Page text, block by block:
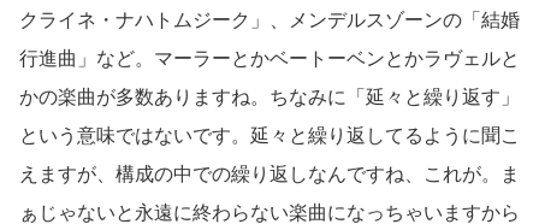
クライネ・ナハトムジーク」、メンデルスゾーンの「結婚
行進曲」など。マーラーとかベートーベンとかラヴェルと
かの楽曲が多数ありますね。ちなみに「延々と繰り返す」
という意味ではないです。延々と繰り返してるように聞こ
えますが、構成の中での繰り返しなんですね、これが。ま
ぁじゃないと永遠に終わらない楽曲になっちゃいますから